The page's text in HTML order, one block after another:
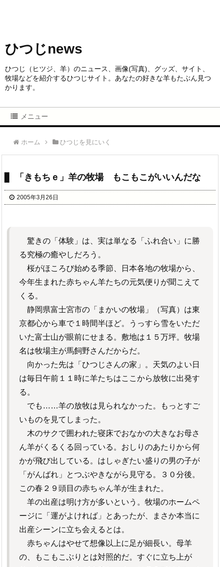
ひつじnews
ひつじ（ヒツジ、羊）のニュース、画像(写真)、グッズ、サイト、
牧場などを紹介するひつじサイト。あなたの好きな羊もたぶん見つ
かります。
メニュー
ホーム ひつじを見にいく
「きもちｅ」羊の牧場 もこもこがいいんだな
2005年3月26日
驚きの「体験」は、実は単なる「ふれ合い」に勝
る究極の癒やしだろう。
桜がほころび始める季節、日本各地の牧場から、
今年生まれた赤ちゃん羊たちの元気便りが聞こえて
くる。
静岡県富士宮市の「まかいの牧場」（写真）は東
京都心から車で１時間半ほど。うっすら雪をいただ
いた富士山が眼前にせまる。敷地は１５万坪。牧場
名は牧場主が馬飼野さんだからだ。
向かった先は「ひつじさんの家」。天気のよい日
は毎日午前１１時に羊たちはここから放牧に出発す
る。
でも……羊の放牧は見られなかった。もっとすご
いものを見てしまった。
木のサクで囲われた寝床でおなかの大きなお母さ
ん羊がくるくる回っている。おしりのあたりから何
かが飛び出している。はしゃぎたい盛りの男の子が
「がんばれ」とつぶやきながら見守る。３０分後。
この春２９頭目の赤ちゃん羊が生まれた。
羊の出産は明け方が多いという。牧場のホームペ
ージに「運がよければ」とあったが、まさか本当に
出産シーンに立ち会えるとは。
赤ちゃんはやせて想像以上に足が細長い。母羊
の、もこもこぶりとは対照的だ。すぐに立ち上が